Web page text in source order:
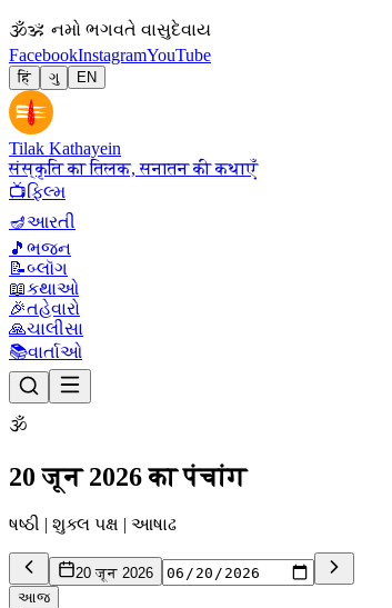
🕉ॐ નમો ભગવતે વાસુદેવાય
FacebookInstagramYouTube
हिं ગુ EN
Tilak Kathayein
संस्कृति का तिलक, सनातन की कथाएँ
📺ફિલ્મ
🪔આરતી
🎵 ભજન
📝બ્લૉગ
📖કથાઓ
🎉તહેવારો
🙏ચાલીસા
📚વાર્તાઓ
🕉
20 जून 2026 का पंचांग
ષષ્ઠી | શુક્લ પક્ષ | આષાઢ
20 जून 2026
આજ